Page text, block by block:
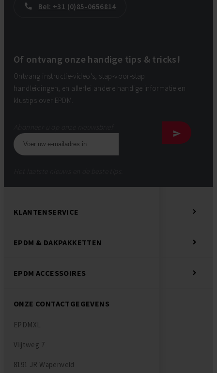
Bel: +31 (0)85-0656814
Of ontvang onze handige tips & tricks!
Ontvang instructie-video’s, stap-voor-stap
handleidingen, en allerlei andere handige informatie en
klustips over EPDM.
KLANTENSERVICE
EPDM & DAKPAKKETTEN
EPDM ACCESSOIRES
ONZE CONTACTGEGEVENS
EPDMXL
Vlijtweg 7
8191 JR Wapenveld